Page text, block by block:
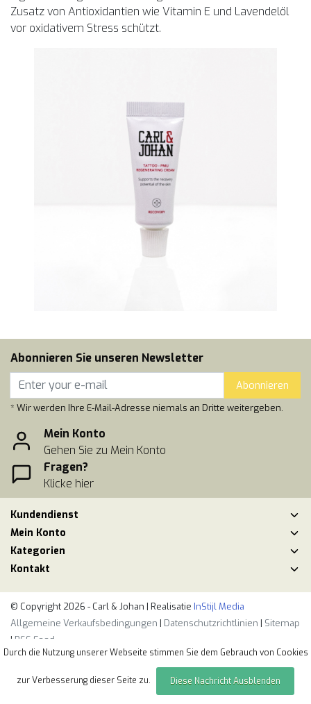
Zusatz von Antioxidantien wie Vitamin E und Lavendelöl
vor oxidativem Stress schützt.
Abonnieren Sie unseren Newsletter
Abonnieren
* Wir werden Ihre E-Mail-Adresse niemals an Dritte weitergeben.
Mein Konto
Gehen Sie zu Mein Konto
Fragen?
Klicke hier
Kundendienst
Mein Konto
Kategorien
Kontakt
© Copyright 2026 - Carl & Johan | Realisatie InStijl Media
Allgemeine Verkaufsbedingungen | Datenschutzrichtlinien | Sitemap
| RSS Feed
Durch die Nutzung unserer Webseite stimmen Sie dem Gebrauch von Cookies
zur Verbesserung dieser Seite zu. Diese Nachricht Ausblenden